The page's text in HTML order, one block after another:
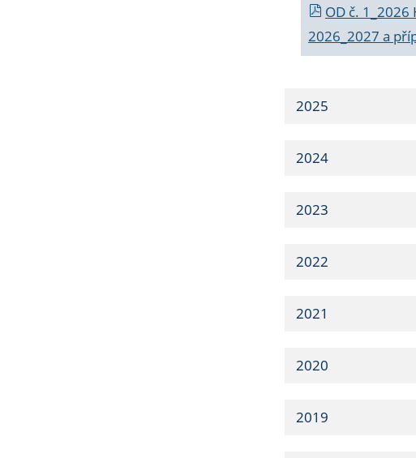
OD č.
2026_2027 a
2025
2024
2023
2022
2021
2020
2019